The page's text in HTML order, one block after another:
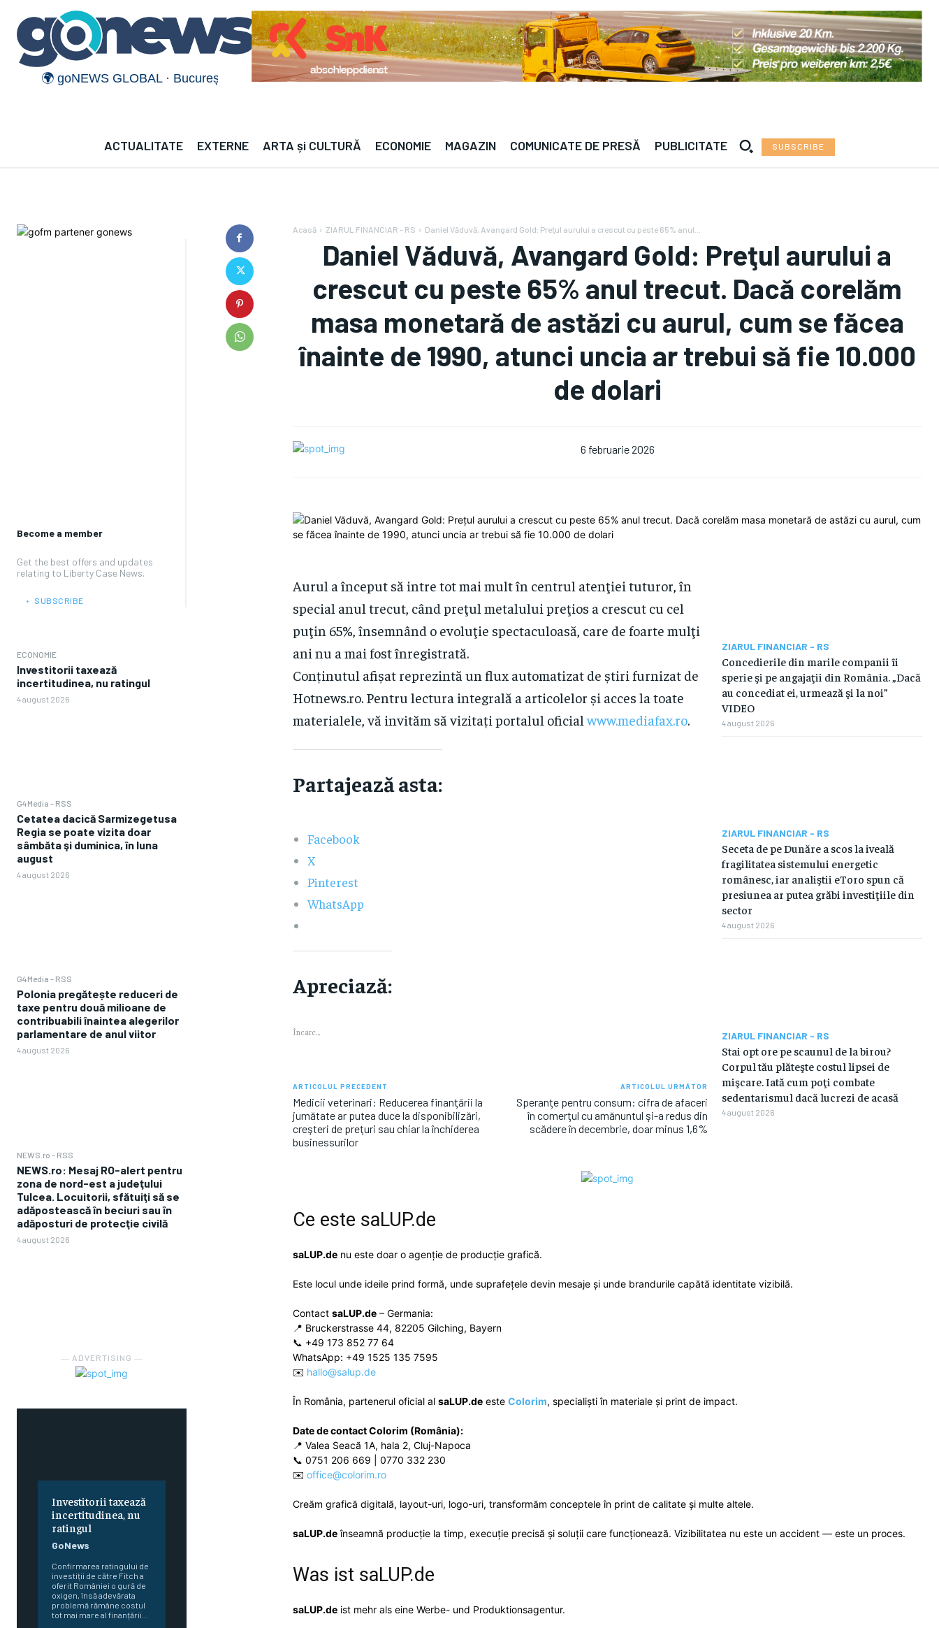
🌍 goNEWS GLOBAL · București — · —°C | München — · —°C | Berlin — · —°C | Paris — · —°C | Londra — · —°C | Roma — · —°C | Madrid — · —°C |
ACTUALITATE EXTERNE ARTA și CULTURĂ ECONOMIE MAGAZIN COMUNICATE DE PRESĂ PUBLICITATE SUBSCRIBE
Become a member
Get the best offers and updates
relating to Liberty Case News.
﹢ SUBSCRIBE
ECONOMIE
Investitorii taxează
incertitudinea, nu ratingul
4 august 2026
G4Media - RSS
Cetatea dacică Sarmizegetusa
Regia se poate vizita doar
sâmbăta şi duminica, în luna
august
4 august 2026
G4Media - RSS
Polonia pregătește reduceri de
taxe pentru două milioane de
contribuabili înaintea alegerilor
parlamentare de anul viitor
4 august 2026
NEWS.ro - RSS
NEWS.ro: Mesaj RO-alert pentru
zona de nord-est a judeţului
Tulcea. Locuitorii, sfătuiţi să se
adăpostească în beciuri sau în
adăposturi de protecţie civilă
4 august 2026
― ADVERTISING ―
Investitorii taxează
incertitudinea, nu
ratingul
GoNews
Confirmarea ratingului de
investiții de către Fitch a
oferit României o gură de
oxigen, însă adevărata
problemă rămâne costul
tot mai mare al finanțării...
Acasă ZIARUL FINANCIAR - RS Daniel Văduvă, Avangard Gold: Preţul aurului a crescut cu peste 65% anul...
Daniel Văduvă, Avangard Gold: Preţul aurului a
crescut cu peste 65% anul trecut. Dacă corelăm
masa monetară de astăzi cu aurul, cum se făcea
înainte de 1990, atunci uncia ar trebui să fie 10.000
de dolari
6 februarie 2026
Aurul a început să intre tot mai mult în centrul aten­ţiei tuturor, în
special anul trecut, când preţul metalului preţios a crescut cu cel
puţin 65%, însemnând o evoluţie spectaculoasă, care de foarte mulţi
ani nu a mai fost înregistrată.
Conținutul afișat reprezintă un flux automatizat de știri furnizat de
Hotnews.ro. Pentru lectura integrală a articolelor și acces la toate
materialele, vă invităm să vizitați portalul oficialwww.mediafax.ro.
Partajează asta:
Facebook
X
Pinterest
WhatsApp
Apreciază:
Încarc...
ARTICOLUL PRECEDENT
Medicii veterinari: Reducerea finanţării la
jumătate ar putea duce la disponibilizări,
creşteri de preţuri sau chiar la închiderea
businessurilor
ARTICOLUL URMĂTOR
Speranţe pentru consum: cifra de afaceri
în comerţul cu amănuntul şi-a redus din
scădere în decembrie, doar minus 1,6%
ZIARUL FINANCIAR - RS
Concedierile din marile companii îi
sperie şi pe angajaţii din România. „Dacă
au concediat ei, urmează şi la noi”
VIDEO
4 august 2026
ZIARUL FINANCIAR - RS
Seceta de pe Dunăre a scos la iveală
fragilitatea sistemului energetic
românesc, iar analiştii eToro spun că
presiunea ar putea grăbi investiţiile din
sector
4 august 2026
ZIARUL FINANCIAR - RS
Stai opt ore pe scaunul de la birou?
Corpul tău plăteşte costul lipsei de
mişcare. Iată cum poţi combate
sedentarismul dacă lucrezi de acasă
4 august 2026
Ce este saLUP.de
saLUP.denu este doar o agenție de producție grafică.
Este locul unde ideile prind formă, unde suprafețele devin mesaje și unde brandurile capătă identitate vizibilă.
Contact saLUP.de– Germania:
📍 Bruckerstrasse 44, 82205 Gilching, Bayern
📞 +49 173 852 77 64
WhatsApp: +49 1525 135 7595
✉️ hallo@salup.de
În România, partenerul oficial al saLUP.deeste Colorim, specialiști în materiale și print de impact.
Date de contact Colorim (România):
📍 Valea Seacă 1A, hala 2, Cluj-Napoca
📞 0751 206 669 | 0770 332 230
✉️ office@colorim.ro
Creăm grafică digitală, layout-uri, logo-uri, transformăm conceptele în print de calitateși multe altele.
saLUP.deînseamnă producție la timp, execuție precisă și soluții care funcționează. Vizibilitatea nu este un accident — este un proces.
Was ist saLUP.de
saLUP.deist mehr als eine Werbe- und Produktionsagentur.